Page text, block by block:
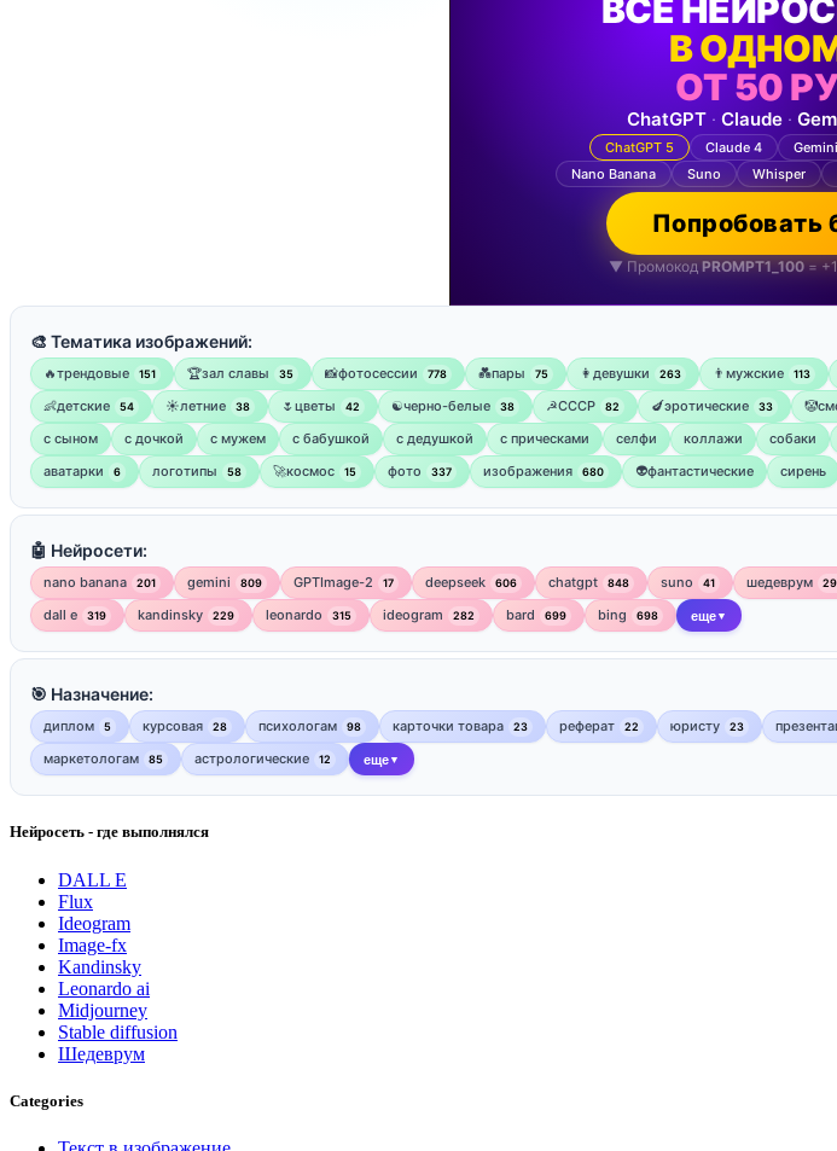
ВСЕ
В
ОТ 50
ChatGPT· Claude·
ChatGPT 5 Claude 4
Nano Banana
Suno Whisper
Попробовать
▼ Промокод PROMPT1_100 =
🎨 Тематика изображений:
🔥трендовые 151 🏆зал славы 35 📸фотосессии 778 💑пары 75 👩девушки 263 👨мужские 113
👶детские 54 ☀️летние 38 🌷цветы 42 ☯︎черно-белые 38 ☭СССР 82 🍆эротические 33
с сыном
с дочкой с мужем с бабушкой с дедушкой с прическами селфи коллажи собаки
аватарки 6 логотипы 58 🚀космос 15 фото 337 изображения 680 👽фантастические сирень
🤖 Нейросети:
nano banana 201 gemini 809 GPTImage-2 17 deepseek 606 chatgpt 848 suno 41 шедеврум
dall e 319 kandinsky 229 leonardo 315 ideogram 282 bard 699 bing 698 еще ▼
🎯 Назначение:
диплом 5 курсовая 28 психологам 98 карточки товара 23 реферат 22 юристу 23
маркетологам 85 астрологические 12 еще ▼
Нейросеть - где выполнялся
DALL E
Flux
Ideogram
Image-fx
Kandinsky
Leonardo ai
Midjourney
Stable diffusion
Шедеврум
Categories